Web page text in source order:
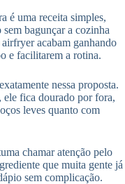
é uma receita simples,
bagunçar a cozinha
acabam ganhando
e facilitarem a rotina.
nessa proposta.
ele fica dourado por fora,
leves quanto com
chamar atenção pelo
que muita gente já
sem complicação.